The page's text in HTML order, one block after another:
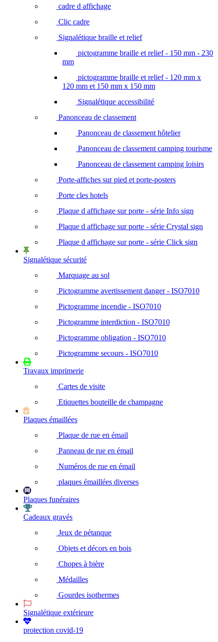
cadre d affichage
Clic cadre
Signalétique braille et relief
pictogramme braille et relief - 150 mm - 230
mm
pictogramme braille et relief - 120 mm x
120 mm et 150 mm x 150 mm
Signalétique accessibilité
Panonceau de classement
Panonceau de classement hôtelier
Panonceau de classement camping tourisme
Panonceau de classement camping loisirs
Porte-affiches sur pied et porte-posters
Porte cles hotels
Plaque d affichage sur porte - série Info sign
Plaque d affichage sur porte - série Crystal sign
Plaque d affichage sur porte - série Click sign
Signalétique sécurité
Marquage au sol
Pictogramme avertissement danger - ISO7010
Pictogramme incendie - ISO7010
Pictogramme interdiction - ISO7010
Pictogramme obligation - ISO7010
Pictogramme secours - ISO7010
Travaux imprimerie
Cartes de visite
Etiquettes bouteille de champagne
Plaques émaillées
Plaque de rue en émail
Panneau de rue en émail
Numéros de rue en émail
plaques émaillées diverses
Plaques funéraires
Cadeaux gravés
Jeux de pétanque
Objets et décors en bois
Chopes à bière
Médailles
Gourdes isothermes
Signalétique extérieure
protection covid-19